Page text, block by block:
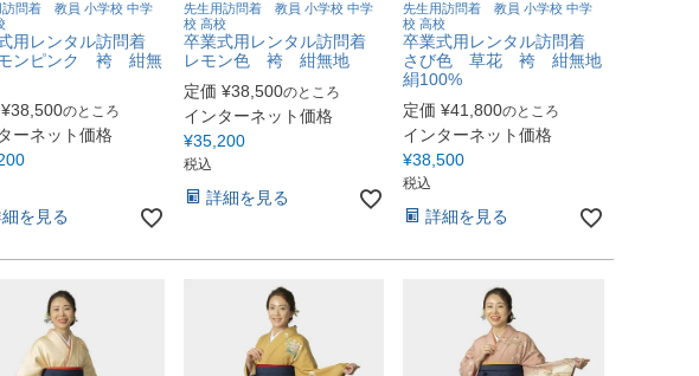
訪問着 教員 小学校 中学
用レンタル訪問着
ンピンク 袴 紺無
¥38,500のところ
ーネット価格
を見る
先生用訪問着 教員 小学校 中学
校 高校
卒業式用レンタル訪問着
レモン色 袴 紺無地
定価 ¥38,500のところ
インターネット価格
¥35,200
税込
詳細を見る
先生用訪問着 教員 小学校 中学
校 高校
卒業式用レンタル訪問着
さび色 草花 袴 紺無地
絹100%
定価 ¥41,800のところ
インターネット価格
¥38,500
税込
詳細を見る